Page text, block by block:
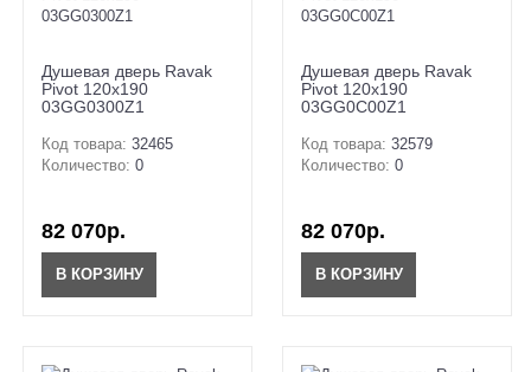
Душевая дверь Ravak
Pivot 120x190
03GG0300Z1
Код товара: 32465
Количество: 0
82 070р.
В КОРЗИНУ
Душевая дверь Ravak
Pivot 120x190
03GG0C00Z1
Код товара: 32579
Количество: 0
82 070р.
В КОРЗИНУ